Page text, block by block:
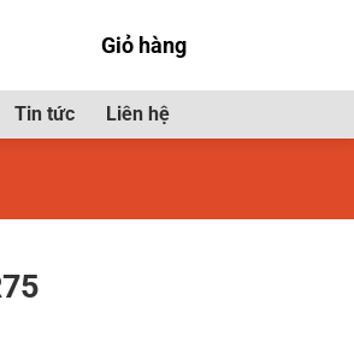
Giỏ hàng
Tin tức Liên hệ